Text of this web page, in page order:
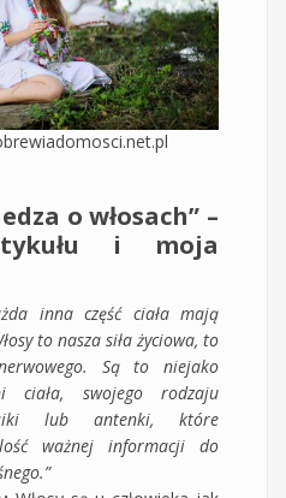
o włosach” –
i moja
inna część ciała mają
to nasza siła życiowa, to
Są to niejako
ciała, swojego rodzaju
lub antenki, które
ważnej informacji do